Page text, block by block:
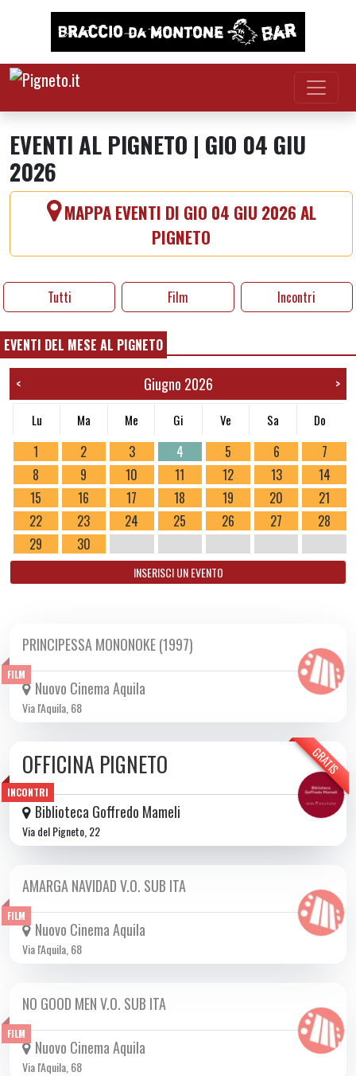
Vai al contenuto
EVENTI AL PIGNETO | GIO 04 GIU
2026
MAPPA EVENTI DI GIO 04 GIU 2026 AL
PIGNETO
Tutti Film Incontri
EVENTI DEL MESE AL PIGNETO
< Giugno 2026 >
Lu Ma Me Gi Ve Sa Do
1 2 3 4 5 6
7
8
9 10 11 12 13
14
15
16 17 18 19 20
21
22
23 24 25 26 27
28
29
30
INSERISCI UN EVENTO
FILM
DA GIO 04/06 A MER 10/06 2026
PRINCIPESSA MONONOKE (1997)
Nuovo Cinema Aquila
Via l'Aquila, 68
INCONTRI
GRATIS
DA GIO 02/04 A GIO 31/12 2026
OFFICINA PIGNETO
Biblioteca Goffredo Mameli
Via del Pigneto, 22
FILM
DA GIO 21/05 A MER 17/06 2026
AMARGA NAVIDAD V.O. SUB ITA
Nuovo Cinema Aquila
Via l'Aquila, 68
FILM
DA VEN 29/05 A MER 10/06 2026
NO GOOD MEN V.O. SUB ITA
Nuovo Cinema Aquila
Via l'Aquila, 68